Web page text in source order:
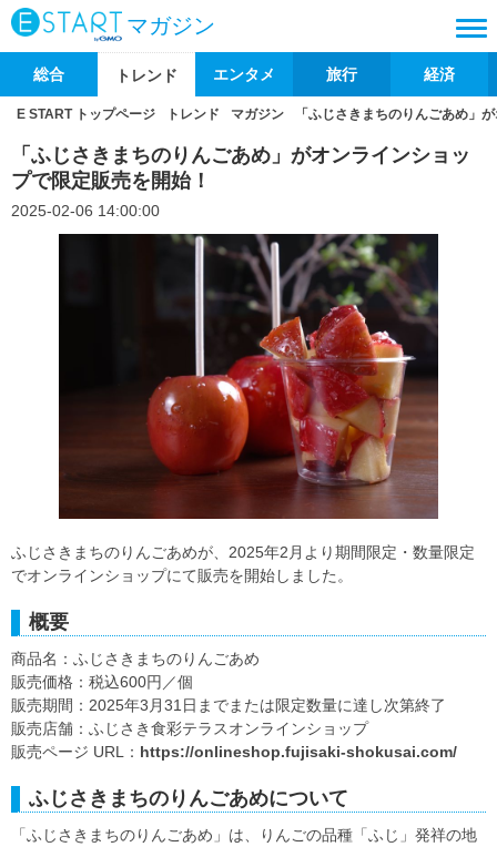
マガジン
総合 トレンド エンタメ 旅行 経済
E START トップページ トレンド マガジン 「ふじさきまちのりんごあめ」
「ふじさきまちのりんごあめ」がオンラインショッ
プで限定販売を開始！
2025-02-06 14:00:00
ふじさきまちのりんごあめが、2025年2月より期間限定・数量限定
でオンラインショップにて販売を開始しました。
概要
商品名：ふじさきまちのりんごあめ
販売価格：税込600円／個
販売期間：2025年3月31日までまたは限定数量に達し次第終了
販売店舗：ふじさき食彩テラスオンラインショップ
販売ページ URL： https://onlineshop.fujisaki-shokusai.com/
ふじさきまちのりんごあめについて
「ふじさきまちのりんごあめ」は、りんごの品種「ふじ」発祥の地